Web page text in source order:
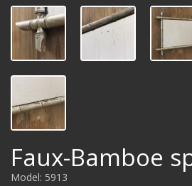
Faux-Bamboe
Model: 5913